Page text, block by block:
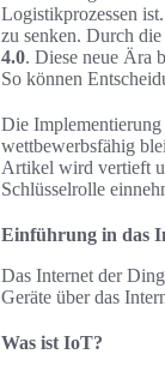
Logistikprozessen
zu senken. Durch
4.0. Diese neue Ära
So können
Die
wettbewerbsfähig
Artikel wird vertieft
Schlüsselrolle
Einführung in das
Das Internet der
Geräte über das
Was ist IoT?